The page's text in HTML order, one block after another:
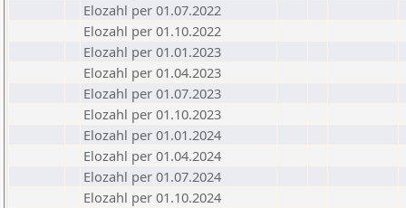
Elozahl per 01.07.2022
Elozahl per 01.10.2022
Elozahl per 01.01.2023
Elozahl per 01.04.2023
Elozahl per 01.07.2023
Elozahl per 01.10.2023
Elozahl per 01.01.2024
Elozahl per 01.04.2024
Elozahl per 01.07.2024
Elozahl per 01.10.2024